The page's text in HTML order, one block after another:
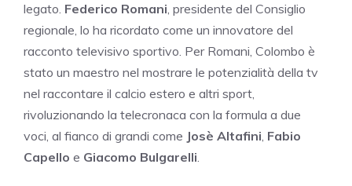
legato. Federico Romani, presidente del Consiglio
regionale, lo ha ricordato come un innovatore del
racconto televisivo sportivo. Per Romani, Colombo è
stato un maestro nel mostrare le potenzialità della tv
nel raccontare il calcio estero e altri sport,
rivoluzionando la telecronaca con la formula a due
voci, al fianco di grandi come Josè Altafini, Fabio
Capello e Giacomo Bulgarelli.